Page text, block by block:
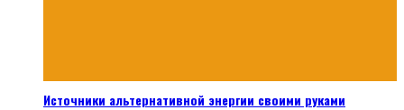
Источники альтернативной энергии своими руками